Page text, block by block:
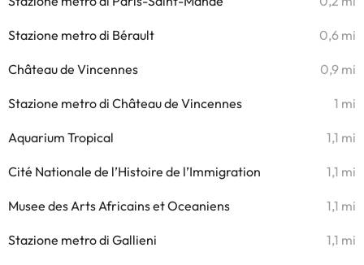
Stazione metro di Bérault 0,6 mi
Château de Vincennes 0,9 mi
Stazione metro di Château de Vincennes 1 mi
Aquarium Tropical 1,1 mi
Cité Nationale de l’Histoire de l’Immigration 1,1 mi
Musee des Arts Africains et Oceaniens 1,1 mi
Stazione metro di Gallieni 1,1 mi